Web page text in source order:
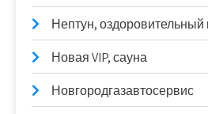
Нептун, оздоровительный
Новая VIP, сауна
Новгородгазавтосервис